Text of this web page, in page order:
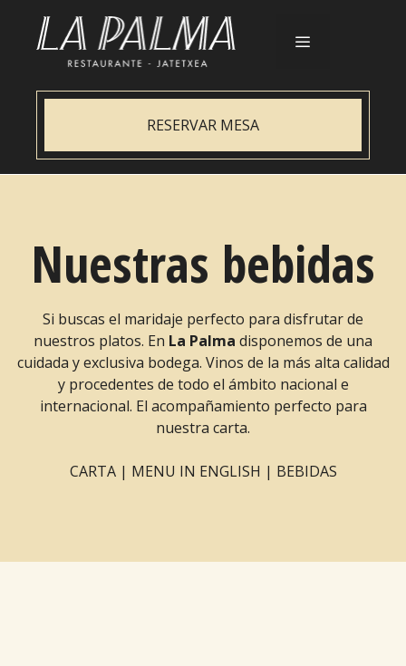
contenido
Menú
RESERVAR MESA
Nuestras bebidas
Si buscas el maridaje perfecto para disfrutar de
nuestros platos. En La Palma disponemos de una
cuidada y exclusiva bodega. Vinos de la más alta calidad
y procedentes de todo el ámbito nacional e
internacional. El acompañamiento perfecto para
nuestra carta.
CARTA| MENU IN ENGLISH | BEBIDAS